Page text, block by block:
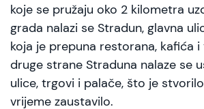
koje se pružaju oko 2 kilometra
grada nalazi se Stradun, glavna
koja je prepuna restorana, kafića i
druge strane Straduna nalaze se
ulice, trgovi i palače, što je
vrijeme zaustavilo.